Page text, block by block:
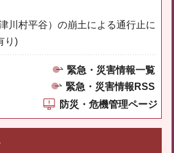
川村平谷）の崩土による通行止に
り)
緊急・災害情報一覧
緊急・災害情報RSS
防災・危機管理ページ